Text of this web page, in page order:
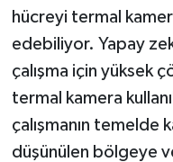
hücreyi termal
edebiliyor. Yapay
çalışma için yüksek
termal kamera
çalışmanın temelde
düşünülen bölgeye